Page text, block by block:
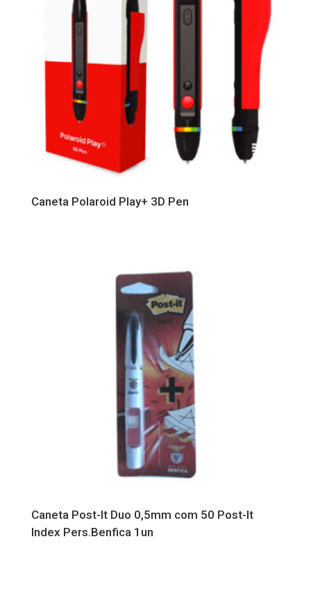
Caneta Polaroid Play+ 3D Pen
Caneta Post-It Duo 0,5mm com 50 Post-It
Index Pers.Benfica 1un